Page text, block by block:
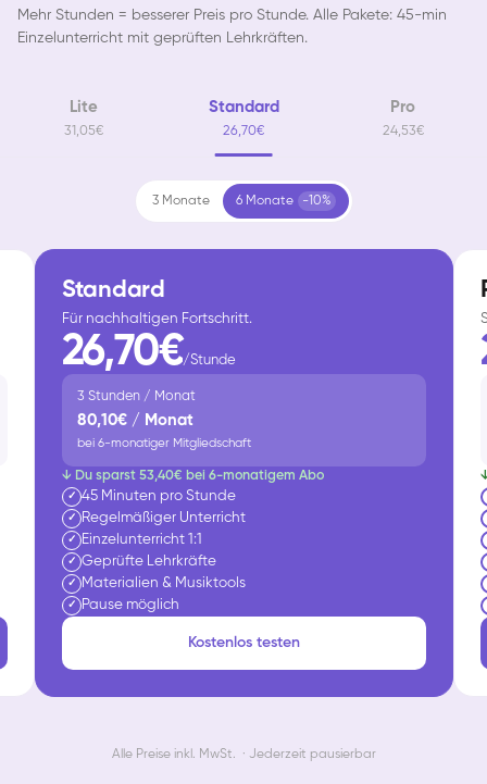
Mehr Stunden = besserer Preis pro Stunde. Alle Pakete: 45-min
Einzelunterricht mit geprüften Lehrkräften.
Lite
31,05€
Standard
26,70€
Pro
24,53€
3 Monate 6 Monate -10%
Standard
Für nachhaltigen Fortschritt.
26,70€/Stunde
3 Stunden / Monat
80,10€ / Monat
bei 6-monatiger Mitgliedschaft
↓ Du sparst 53,40€ bei 6-monatigem Abo
✓ 45 Minuten pro Stunde
✓ Regelmäßiger Unterricht
✓ Einzelunterricht 1:1
✓ Geprüfte Lehrkräfte
✓ Materialien & Musiktools
✓ Pause möglich
Kostenlos testen
Alle Preise inkl. MwSt. · Jederzeit pausierbar